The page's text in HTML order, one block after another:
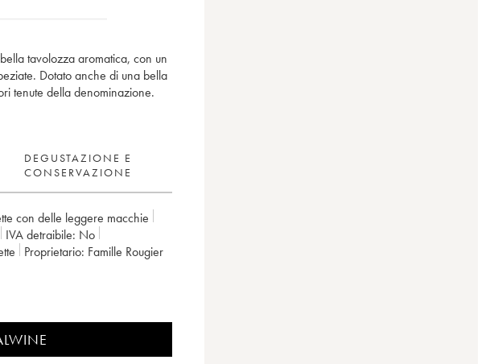
tavolozza aromatica, con un
Dotato anche di una bella
tenute della denominazione.
DEGUSTAZIONE E
CONSERVAZIONE
con delle leggere macchie
IVA detraibile:
no
Proprietario: Famille Rougier